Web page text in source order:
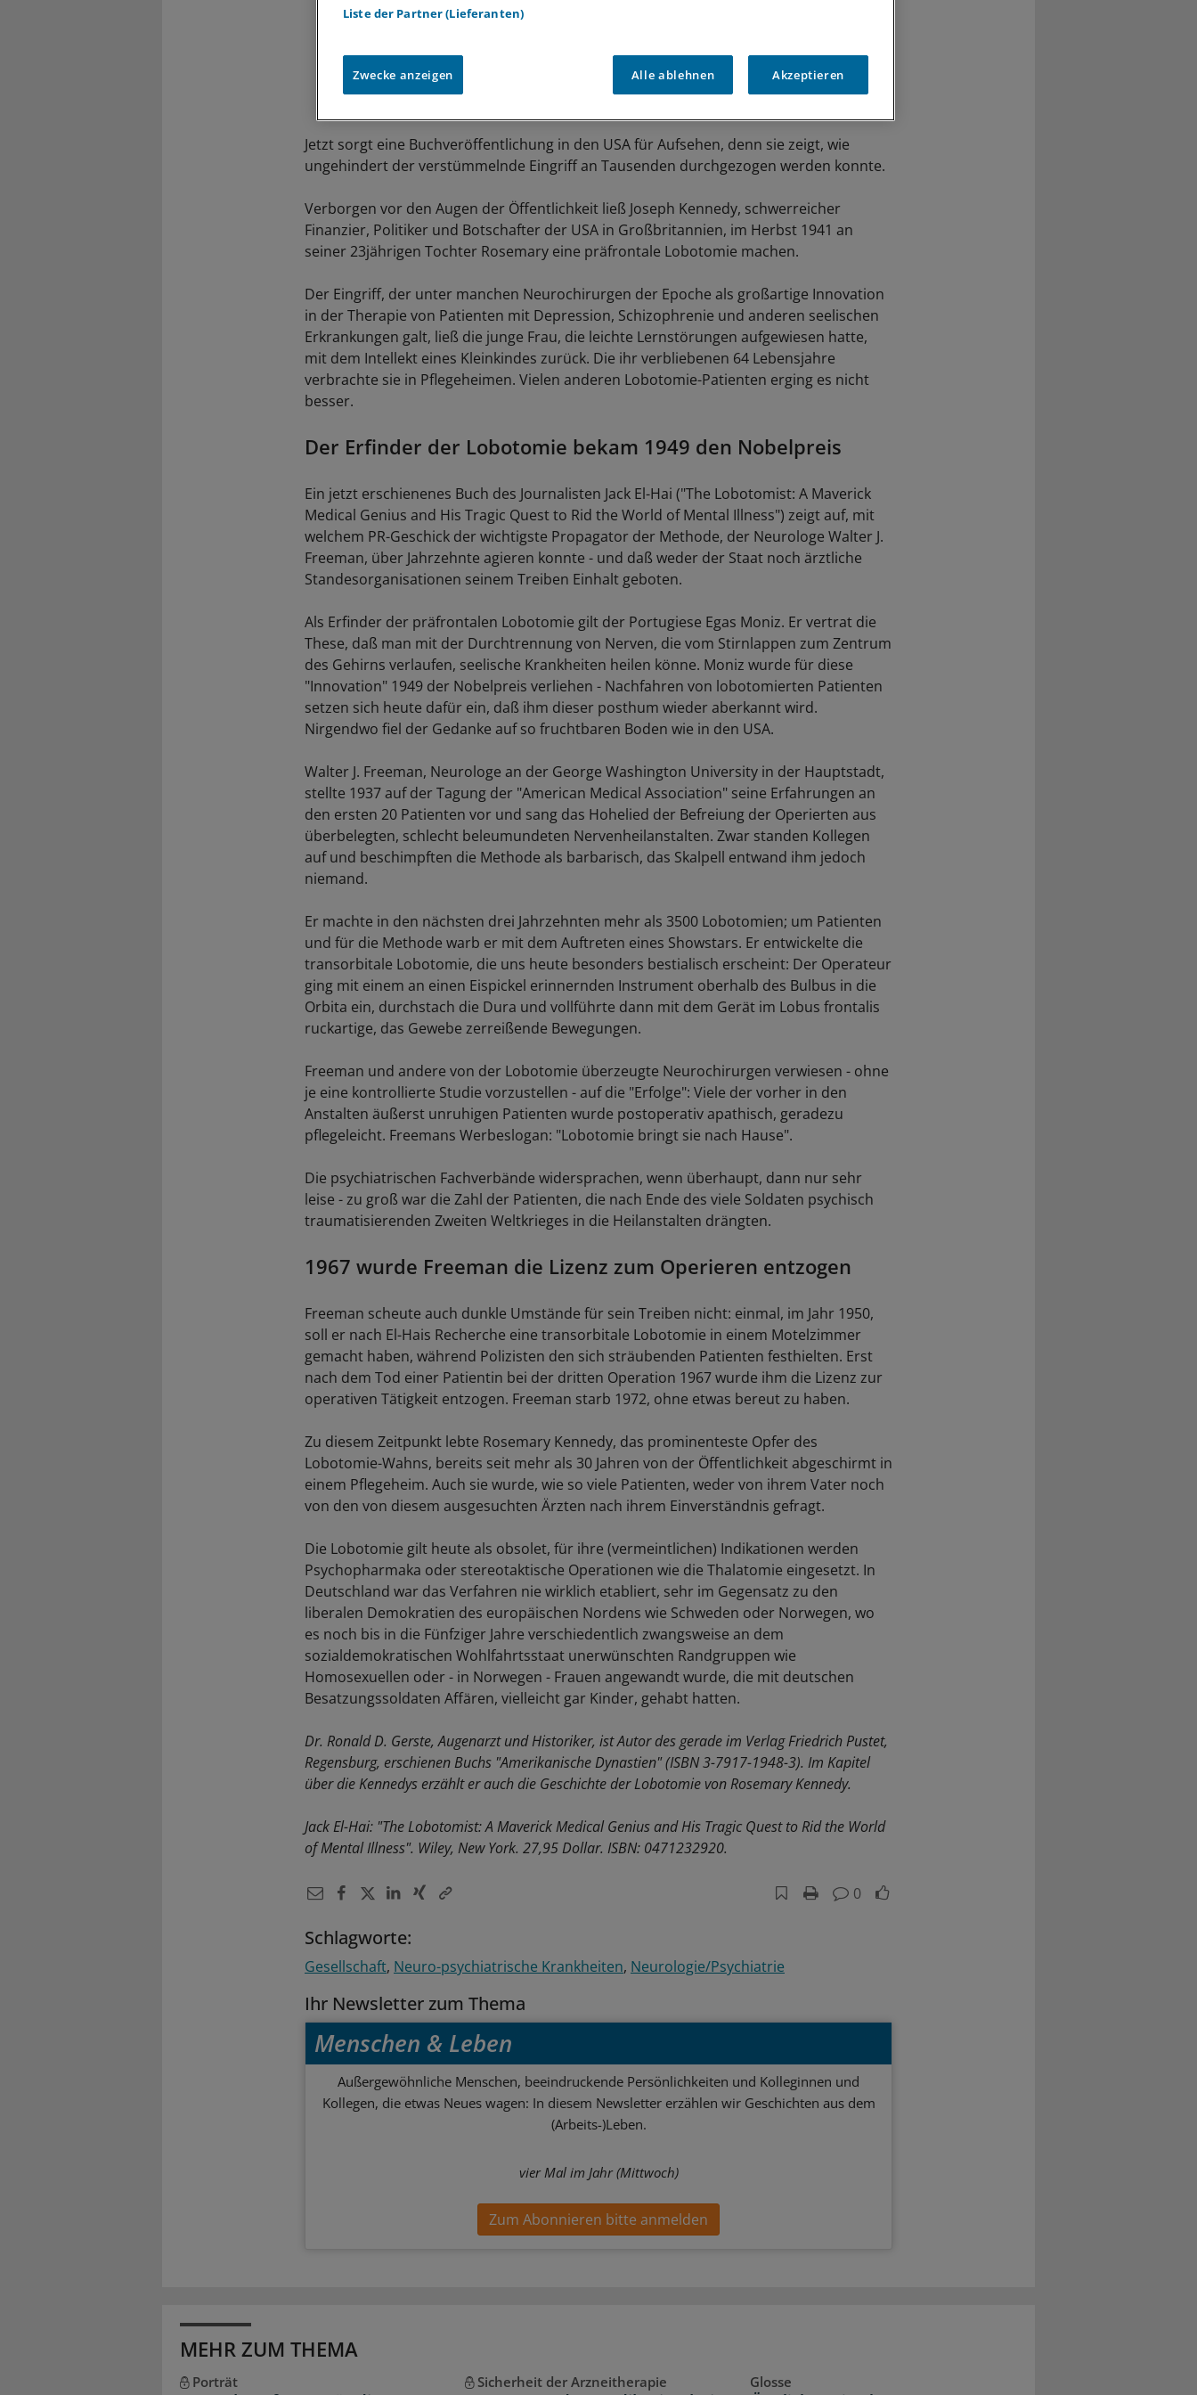
Jetzt sorgt eine Buchveröffentlichung in den USA für Aufsehen, denn sie zeigt, wie
ungehindert der verstümmelnde Eingriff an Tausenden durchgezogen werden konnte.
Verborgen vor den Augen der Öffentlichkeit ließ Joseph Kennedy, schwerreicher
Finanzier, Politiker und Botschafter der USA in Großbritannien, im Herbst 1941 an
seiner 23jährigen Tochter Rosemary eine präfrontale Lobotomie machen.
Der Eingriff, der unter manchen Neurochirurgen der Epoche als großartige Innovation
in der Therapie von Patienten mit Depression, Schizophrenie und anderen seelischen
Erkrankungen galt, ließ die junge Frau, die leichte Lernstörungen aufgewiesen hatte,
mit dem Intellekt eines Kleinkindes zurück. Die ihr verbliebenen 64 Lebensjahre
verbrachte sie in Pflegeheimen. Vielen anderen Lobotomie-Patienten erging es nicht
besser.
Der Erfinder der Lobotomie bekam 1949 den Nobelpreis
Ein jetzt erschienenes Buch des Journalisten Jack El-Hai ("The Lobotomist: A Maverick
Medical Genius and His Tragic Quest to Rid the World of Mental Illness") zeigt auf, mit
welchem PR-Geschick der wichtigste Propagator der Methode, der Neurologe Walter J.
Freeman, über Jahrzehnte agieren konnte - und daß weder der Staat noch ärztliche
Standesorganisationen seinem Treiben Einhalt geboten.
Als Erfinder der präfrontalen Lobotomie gilt der Portugiese Egas Moniz. Er vertrat die
These, daß man mit der Durchtrennung von Nerven, die vom Stirnlappen zum Zentrum
des Gehirns verlaufen, seelische Krankheiten heilen könne. Moniz wurde für diese
"Innovation" 1949 der Nobelpreis verliehen - Nachfahren von lobotomierten Patienten
setzen sich heute dafür ein, daß ihm dieser posthum wieder aberkannt wird.
Nirgendwo fiel der Gedanke auf so fruchtbaren Boden wie in den USA.
Walter J. Freeman, Neurologe an der George Washington University in der Hauptstadt,
stellte 1937 auf der Tagung der "American Medical Association" seine Erfahrungen an
den ersten 20 Patienten vor und sang das Hohelied der Befreiung der Operierten aus
überbelegten, schlecht beleumundeten Nervenheilanstalten. Zwar standen Kollegen
auf und beschimpften die Methode als barbarisch, das Skalpell entwand ihm jedoch
niemand.
Er machte in den nächsten drei Jahrzehnten mehr als 3500 Lobotomien; um Patienten
und für die Methode warb er mit dem Auftreten eines Showstars. Er entwickelte die
transorbitale Lobotomie, die uns heute besonders bestialisch erscheint: Der Operateur
ging mit einem an einen Eispickel erinnernden Instrument oberhalb des Bulbus in die
Orbita ein, durchstach die Dura und vollführte dann mit dem Gerät im Lobus frontalis
ruckartige, das Gewebe zerreißende Bewegungen.
Freeman und andere von der Lobotomie überzeugte Neurochirurgen verwiesen - ohne
je eine kontrollierte Studie vorzustellen - auf die "Erfolge": Viele der vorher in den
Anstalten äußerst unruhigen Patienten wurde postoperativ apathisch, geradezu
pflegeleicht. Freemans Werbeslogan: "Lobotomie bringt sie nach Hause".
Die psychiatrischen Fachverbände widersprachen, wenn überhaupt, dann nur sehr
leise - zu groß war die Zahl der Patienten, die nach Ende des viele Soldaten psychisch
traumatisierenden Zweiten Weltkrieges in die Heilanstalten drängten.
1967 wurde Freeman die Lizenz zum Operieren entzogen
Freeman scheute auch dunkle Umstände für sein Treiben nicht: einmal, im Jahr 1950,
soll er nach El-Hais Recherche eine transorbitale Lobotomie in einem Motelzimmer
gemacht haben, während Polizisten den sich sträubenden Patienten festhielten. Erst
nach dem Tod einer Patientin bei der dritten Operation 1967 wurde ihm die Lizenz zur
operativen Tätigkeit entzogen. Freeman starb 1972, ohne etwas bereut zu haben.
Zu diesem Zeitpunkt lebte Rosemary Kennedy, das prominenteste Opfer des
Lobotomie-Wahns, bereits seit mehr als 30 Jahren von der Öffentlichkeit abgeschirmt in
einem Pflegeheim. Auch sie wurde, wie so viele Patienten, weder von ihrem Vater noch
von den von diesem ausgesuchten Ärzten nach ihrem Einverständnis gefragt.
Die Lobotomie gilt heute als obsolet, für ihre (vermeintlichen) Indikationen werden
Psychopharmaka oder stereotaktische Operationen wie die Thalatomie eingesetzt. In
Deutschland war das Verfahren nie wirklich etabliert, sehr im Gegensatz zu den
liberalen Demokratien des europäischen Nordens wie Schweden oder Norwegen, wo
es noch bis in die Fünfziger Jahre verschiedentlich zwangsweise an dem
sozialdemokratischen Wohlfahrtsstaat unerwünschten Randgruppen wie
Homosexuellen oder - in Norwegen - Frauen angewandt wurde, die mit deutschen
Besatzungssoldaten Affären, vielleicht gar Kinder, gehabt hatten.
Dr. Ronald D. Gerste, Augenarzt und Historiker, ist Autor des gerade im Verlag Friedrich Pustet,
Regensburg, erschienen Buchs "Amerikanische Dynastien" (ISBN 3-7917-1948-3). Im Kapitel
über die Kennedys erzählt er auch die Geschichte der Lobotomie von Rosemary Kennedy.
Jack El-Hai: "The Lobotomist: A Maverick Medical Genius and His Tragic Quest to Rid the World
of Mental Illness". Wiley, New York. 27,95 Dollar. ISBN: 0471232920.
0
Schlagworte:
Gesellschaft Neuro-psychiatrische Krankheiten Neurologie/Psychiatrie
Ihr Newsletter zum Thema
Menschen & Leben
Außergewöhnliche Menschen, beeindruckende Persönlichkeiten und Kolleginnen und
Kollegen, die etwas Neues wagen: In diesem Newsletter erzählen wir Geschichten aus dem
(Arbeits-)Leben.
vier Mal im Jahr (Mittwoch)
Zum Abonnieren bitte anmelden
MEHR ZUM THEMA
Porträt Sicherheit der Arzneitherapie Glosse
Liste der Partner (Lieferanten)
Zwecke anzeigen Alle ablehnen Akzeptieren